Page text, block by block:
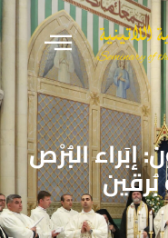
إبَراء البُرْص